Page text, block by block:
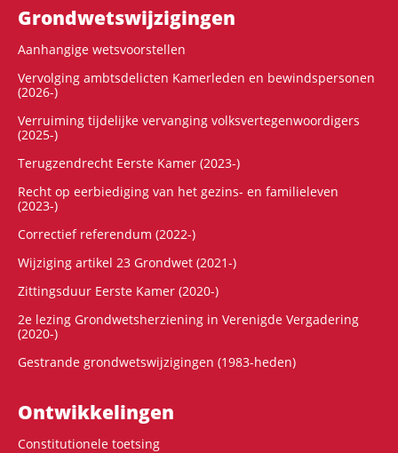
Grondwets­wijzigingen
Aanhangige wetsvoorstellen
Vervolging ambtsdelicten Kamerleden en bewindspersonen
(2026-)
Verruiming tijdelijke vervanging volksvertegenwoordigers
(2025-)
Terugzendrecht Eerste Kamer (2023-)
Recht op eerbiediging van het gezins- en familieleven
(2023-)
Correctief referendum (2022-)
Wijziging artikel 23 Grondwet (2021-)
Zittingsduur Eerste Kamer (2020-)
2e lezing Grondwetsherziening in Verenigde Vergadering
(2020-)
Gestrande grondwetswijzigingen (1983-heden)
Ontwikke­lingen
Constitutionele toetsing